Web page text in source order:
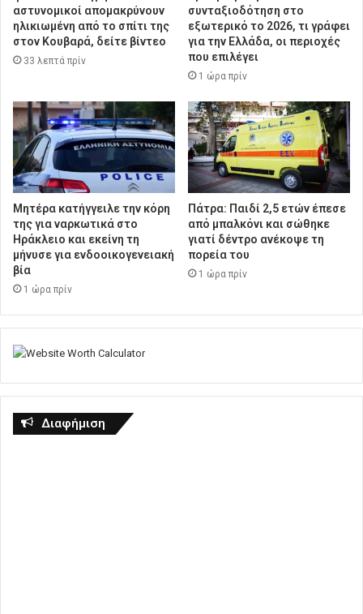
αστυνομικοί απομακρύνουν
ηλικιωμένη από το σπίτι της
στον Κουβαρά, δείτε βίντεο
33 λεπτά πρίν
συνταξιοδότηση στο
εξωτερικό το 2026, τι γράφει
για την Ελλάδα, οι περιοχές
που επιλέγει
1 ώρα πρίν
Μητέρα κατήγγειλε την κόρη
της για ναρκωτικά στο
Ηράκλειο και εκείνη τη
μήνυσε για ενδοοικογενειακή
βία
1 ώρα πρίν
Πάτρα: Παιδί 2,5 ετών έπεσε
από μπαλκόνι και σώθηκε
γιατί δέντρο ανέκοψε τη
πορεία του
1 ώρα πρίν
Διαφήμιση